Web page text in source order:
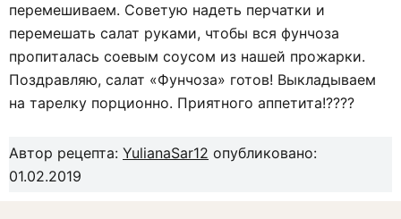
перемешиваем. Советую надеть перчатки и
перемешать салат руками, чтобы вся фунчоза
пропиталась соевым соусом из нашей прожарки.
Поздравляю, салат «Фунчоза» готов! Выкладываем
на тарелку порционно. Приятного аппетита!????
Автор рецепта: YulianaSar12 опубликовано:
01.02.2019